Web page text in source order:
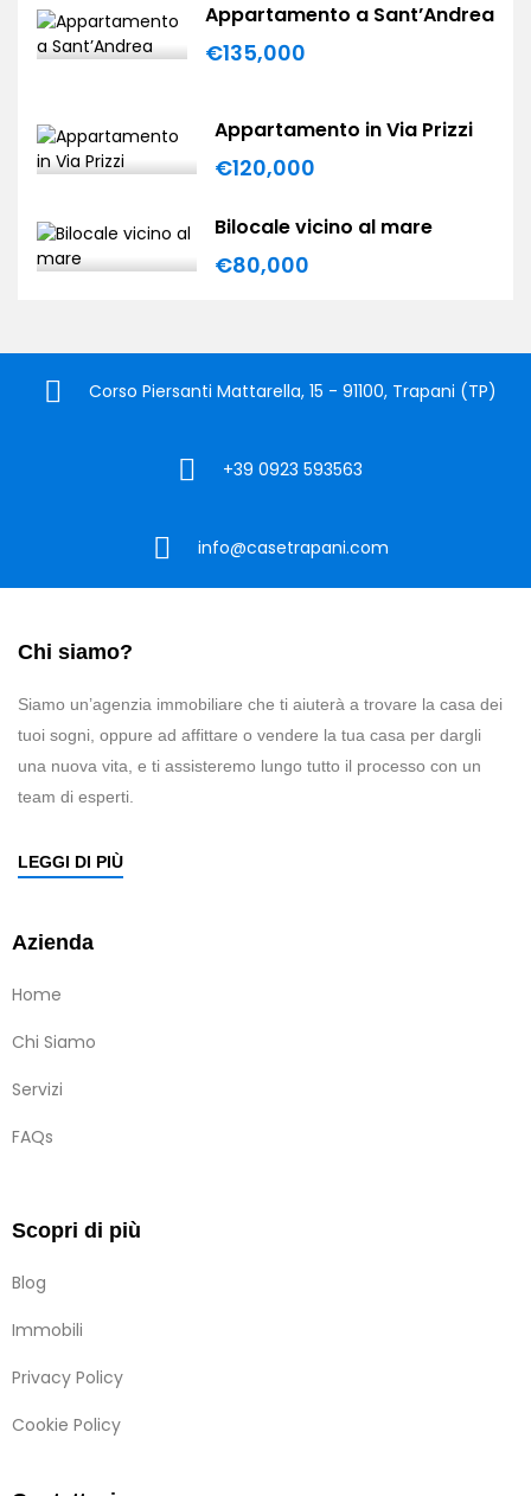
Appartamento a Sant’Andrea
€135,000
Appartamento in Via Prizzi
€120,000
Bilocale vicino al mare
€80,000
Corso Piersanti Mattarella, 15 - 91100, Trapani (TP)
+39 0923 593563
info@casetrapani.com
Chi siamo?
Siamo un’agenzia immobiliare che ti aiuterà a trovare la casa dei
tuoi sogni, oppure ad affittare o vendere la tua casa per dargli
una nuova vita, e ti assisteremo lungo tutto il processo con un
team di esperti.
LEGGI DI PIÙ
Azienda
Home
Chi Siamo
Servizi
FAQs
Scopri di più
Blog
Immobili
Privacy Policy
Cookie Policy